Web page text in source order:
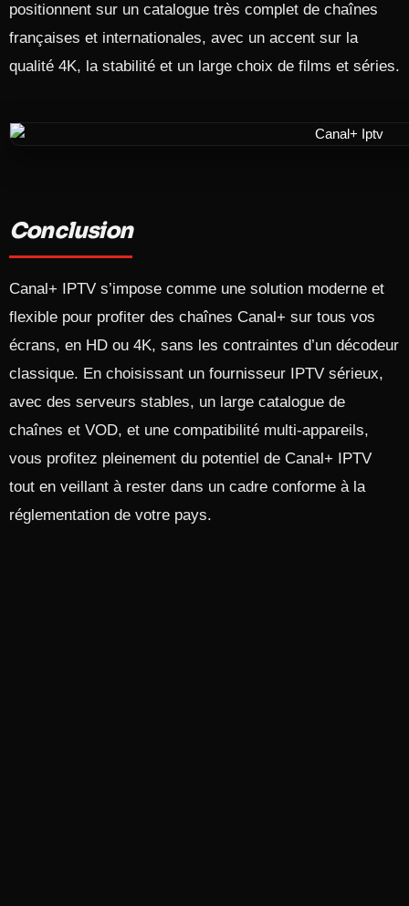
positionnent sur un catalogue très complet de chaînes
françaises et internationales, avec un accent sur la
qualité 4K, la stabilité et un large choix de films et séries.
Conclusion
Canal+ IPTV s’impose comme une solution moderne et
flexible pour profiter des chaînes Canal+ sur tous vos
écrans, en HD ou 4K, sans les contraintes d’un décodeur
classique. En choisissant un fournisseur IPTV sérieux,
avec des serveurs stables, un large catalogue de
chaînes et VOD, et une compatibilité multi‑appareils,
vous profitez pleinement du potentiel de Canal+ IPTV
tout en veillant à rester dans un cadre conforme à la
réglementation de votre pays.​